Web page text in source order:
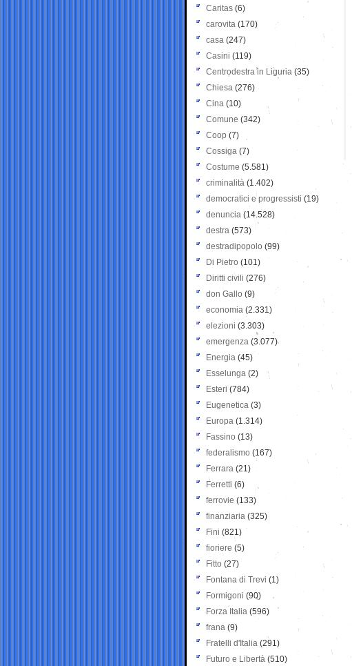
Caritas (6)
carovita (170)
casa (247)
Casini (119)
Centrodestra in Liguria (35)
Chiesa (276)
Cina (10)
Comune (342)
Coop (7)
Cossiga (7)
Costume (5.581)
criminalità (1.402)
democratici e progressisti (19)
denuncia (14.528)
destra (573)
destradipopolo (99)
Di Pietro (101)
Diritti civili (276)
don Gallo (9)
economia (2.331)
elezioni (3.303)
emergenza (3.077)
Energia (45)
Esselunga (2)
Esteri (784)
Eugenetica (3)
Europa (1.314)
Fassino (13)
federalismo (167)
Ferrara (21)
Ferretti (6)
ferrovie (133)
finanziaria (325)
Fini (821)
fioriere (5)
Fitto (27)
Fontana di Trevi (1)
Formigoni (90)
Forza Italia (596)
frana (9)
Fratelli d'Italia (291)
Futuro e Libertà (510)